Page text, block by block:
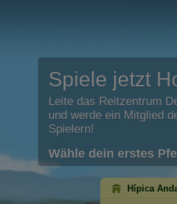
Spiele jetzt
Leite das Reitzentrum
und werde ein Mitglied
Spielern!
Wähle dein erstes
Hípica